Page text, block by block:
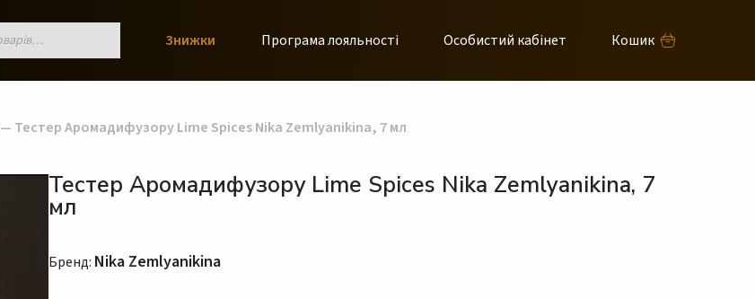
Знижки Програма лояльності Особистий кабінет Кошик
— Тестер Аромадифузору Lime Spices Nika Zemlyanikina, 7 мл
Тестер Аромадифузору Lime Spices Nika Zemlyanikina, 7
мл
Бренд: Nika Zemlyanikina